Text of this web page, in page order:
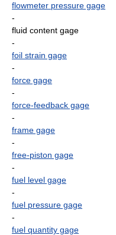
flowmeter pressure gage
-
fluid content gage
-
foil strain gage
-
force gage
-
force-feedback gage
-
frame gage
-
free-piston gage
-
fuel level gage
-
fuel pressure gage
-
fuel quantity gage